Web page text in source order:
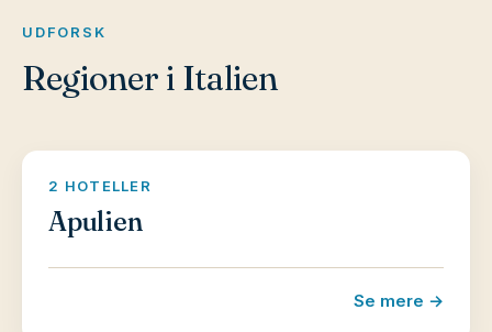
UDFORSK
Regioner i Italien
2 HOTELLER
Apulien
Se mere →